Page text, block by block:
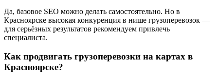
Да, базовое SEO можно делать самостоятельно. Но в
Красноярске высокая конкуренция в нише грузоперевозок —
для серьёзных результатов рекомендуем привлечь
специалиста.
Как продвигать грузоперевозки на картах в
Красноярске?